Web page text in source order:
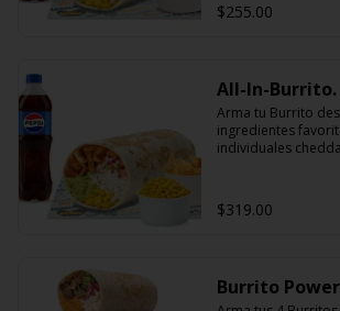
$255.00
All-In-Burrito.
Arma tu Burrito
ingredientes
individuales
$319.00
Burrito